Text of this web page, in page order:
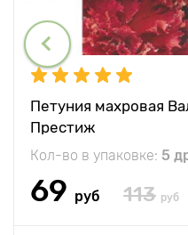
Петуния махровая
Престиж
Кол-во в упаковке: 5
69 руб 113 руб